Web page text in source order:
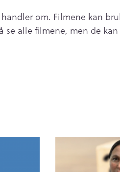
om. Filmene kan
alle filmene, men de